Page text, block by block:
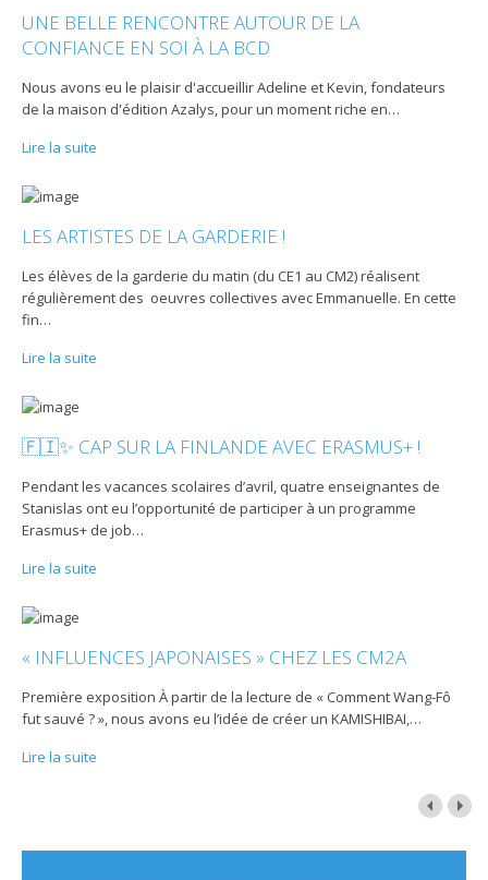
UNE BELLE RENCONTRE AUTOUR DE LA
CONFIANCE EN SOI À LA BCD
Nous avons eu le plaisir d'accueillir Adeline et Kevin, fondateurs
de la maison d'édition Azalys, pour un moment riche en…
Lire la suite
LES ARTISTES DE LA GARDERIE !
Les élèves de la garderie du matin (du CE1 au CM2) réalisent
régulièrement des oeuvres collectives avec Emmanuelle. En cette
fin…
Lire la suite
🇫🇮✨ CAP SUR LA FINLANDE AVEC ERASMUS+ !
Pendant les vacances scolaires d’avril, quatre enseignantes de
Stanislas ont eu l’opportunité de participer à un programme
Erasmus+ de job…
Lire la suite
« INFLUENCES JAPONAISES » CHEZ LES CM2A
Première exposition À partir de la lecture de « Comment Wang-Fô
fut sauvé ? », nous avons eu l’idée de créer un KAMISHIBAI,…
Lire la suite